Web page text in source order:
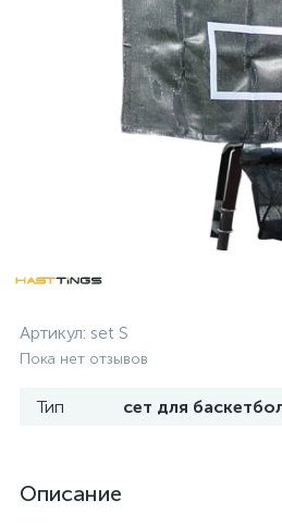
Артикул: set S
Пока нет отзывов
Тип сет для
Описание